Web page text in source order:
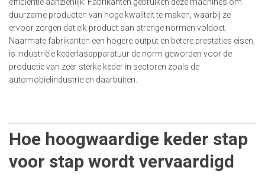
duurzame producten van hoge kwaliteit te maken, waarbij ze
ervoor zorgen dat elk product aan strenge normen voldoet.
Naarmate fabrikanten een hogere output en betere prestaties eisen,
is industriële kederlasapparatuur de norm geworden voor de
productie van zeer sterke keder in sectoren zoals de
automobielindustrie en daarbuiten.
Hoe hoogwaardige keder stap
voor stap wordt vervaardigd